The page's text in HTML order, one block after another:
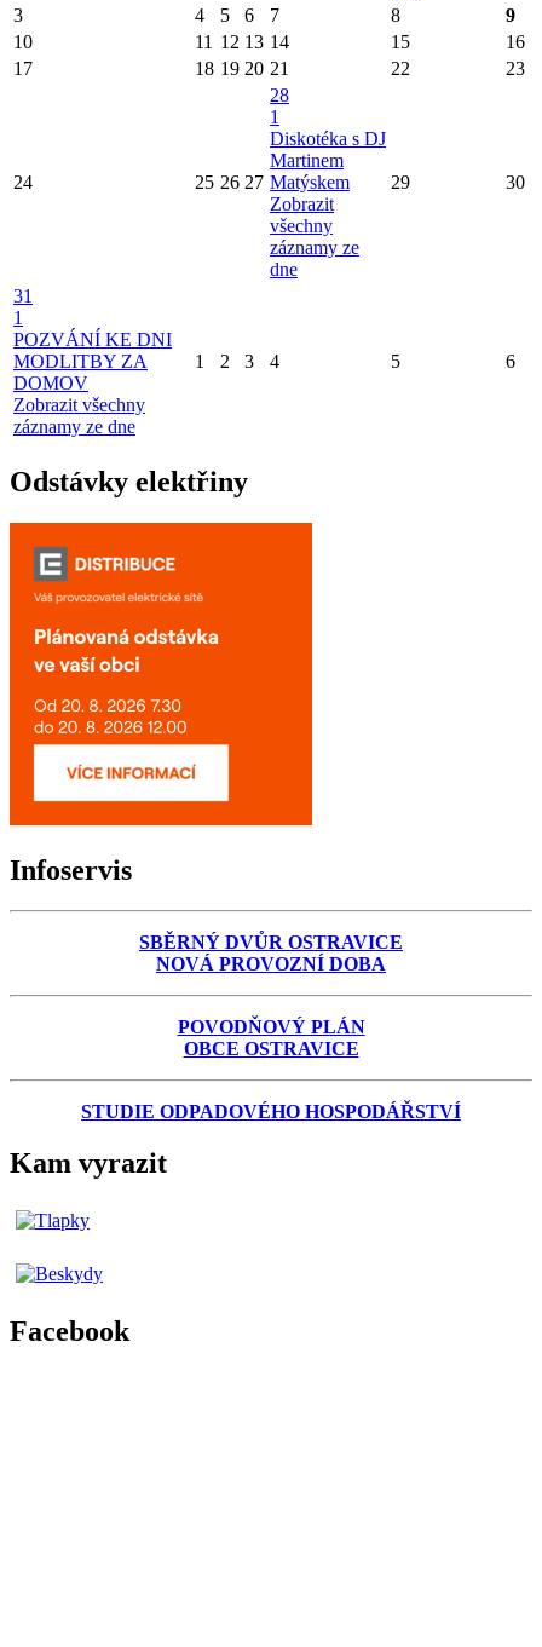
3 4 5 6 7 8
9
10
11 12 13 14 15
16
17
18 19 20 21 22 23
24 25 26 27
28
1
Diskotéka s DJ
Martinem
Matýskem
Zobrazit
všechny
záznamy ze
dne
29 30
31
1
POZVÁNÍ KE DNI
MODLITBY ZA
DOMOV
Zobrazit všechny
záznamy ze dne
1 2 3 4 5 6
Odstávky elektřiny
Infoservis
SBĚRNÝ DVŮR OSTRAVICE
NOVÁ PROVOZNÍ DOBA
POVODŇOVÝ PLÁN
OBCE OSTRAVICE
STUDIE ODPADOVÉHO HOSPODÁŘSTVÍ
Kam vyrazit
Facebook